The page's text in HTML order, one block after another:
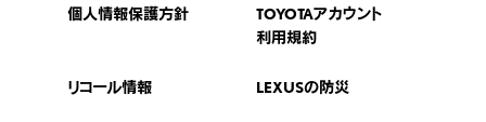
個人情報保護方針
TOYOTAアカウント
利用規約
リコール情報 LEXUSの防災